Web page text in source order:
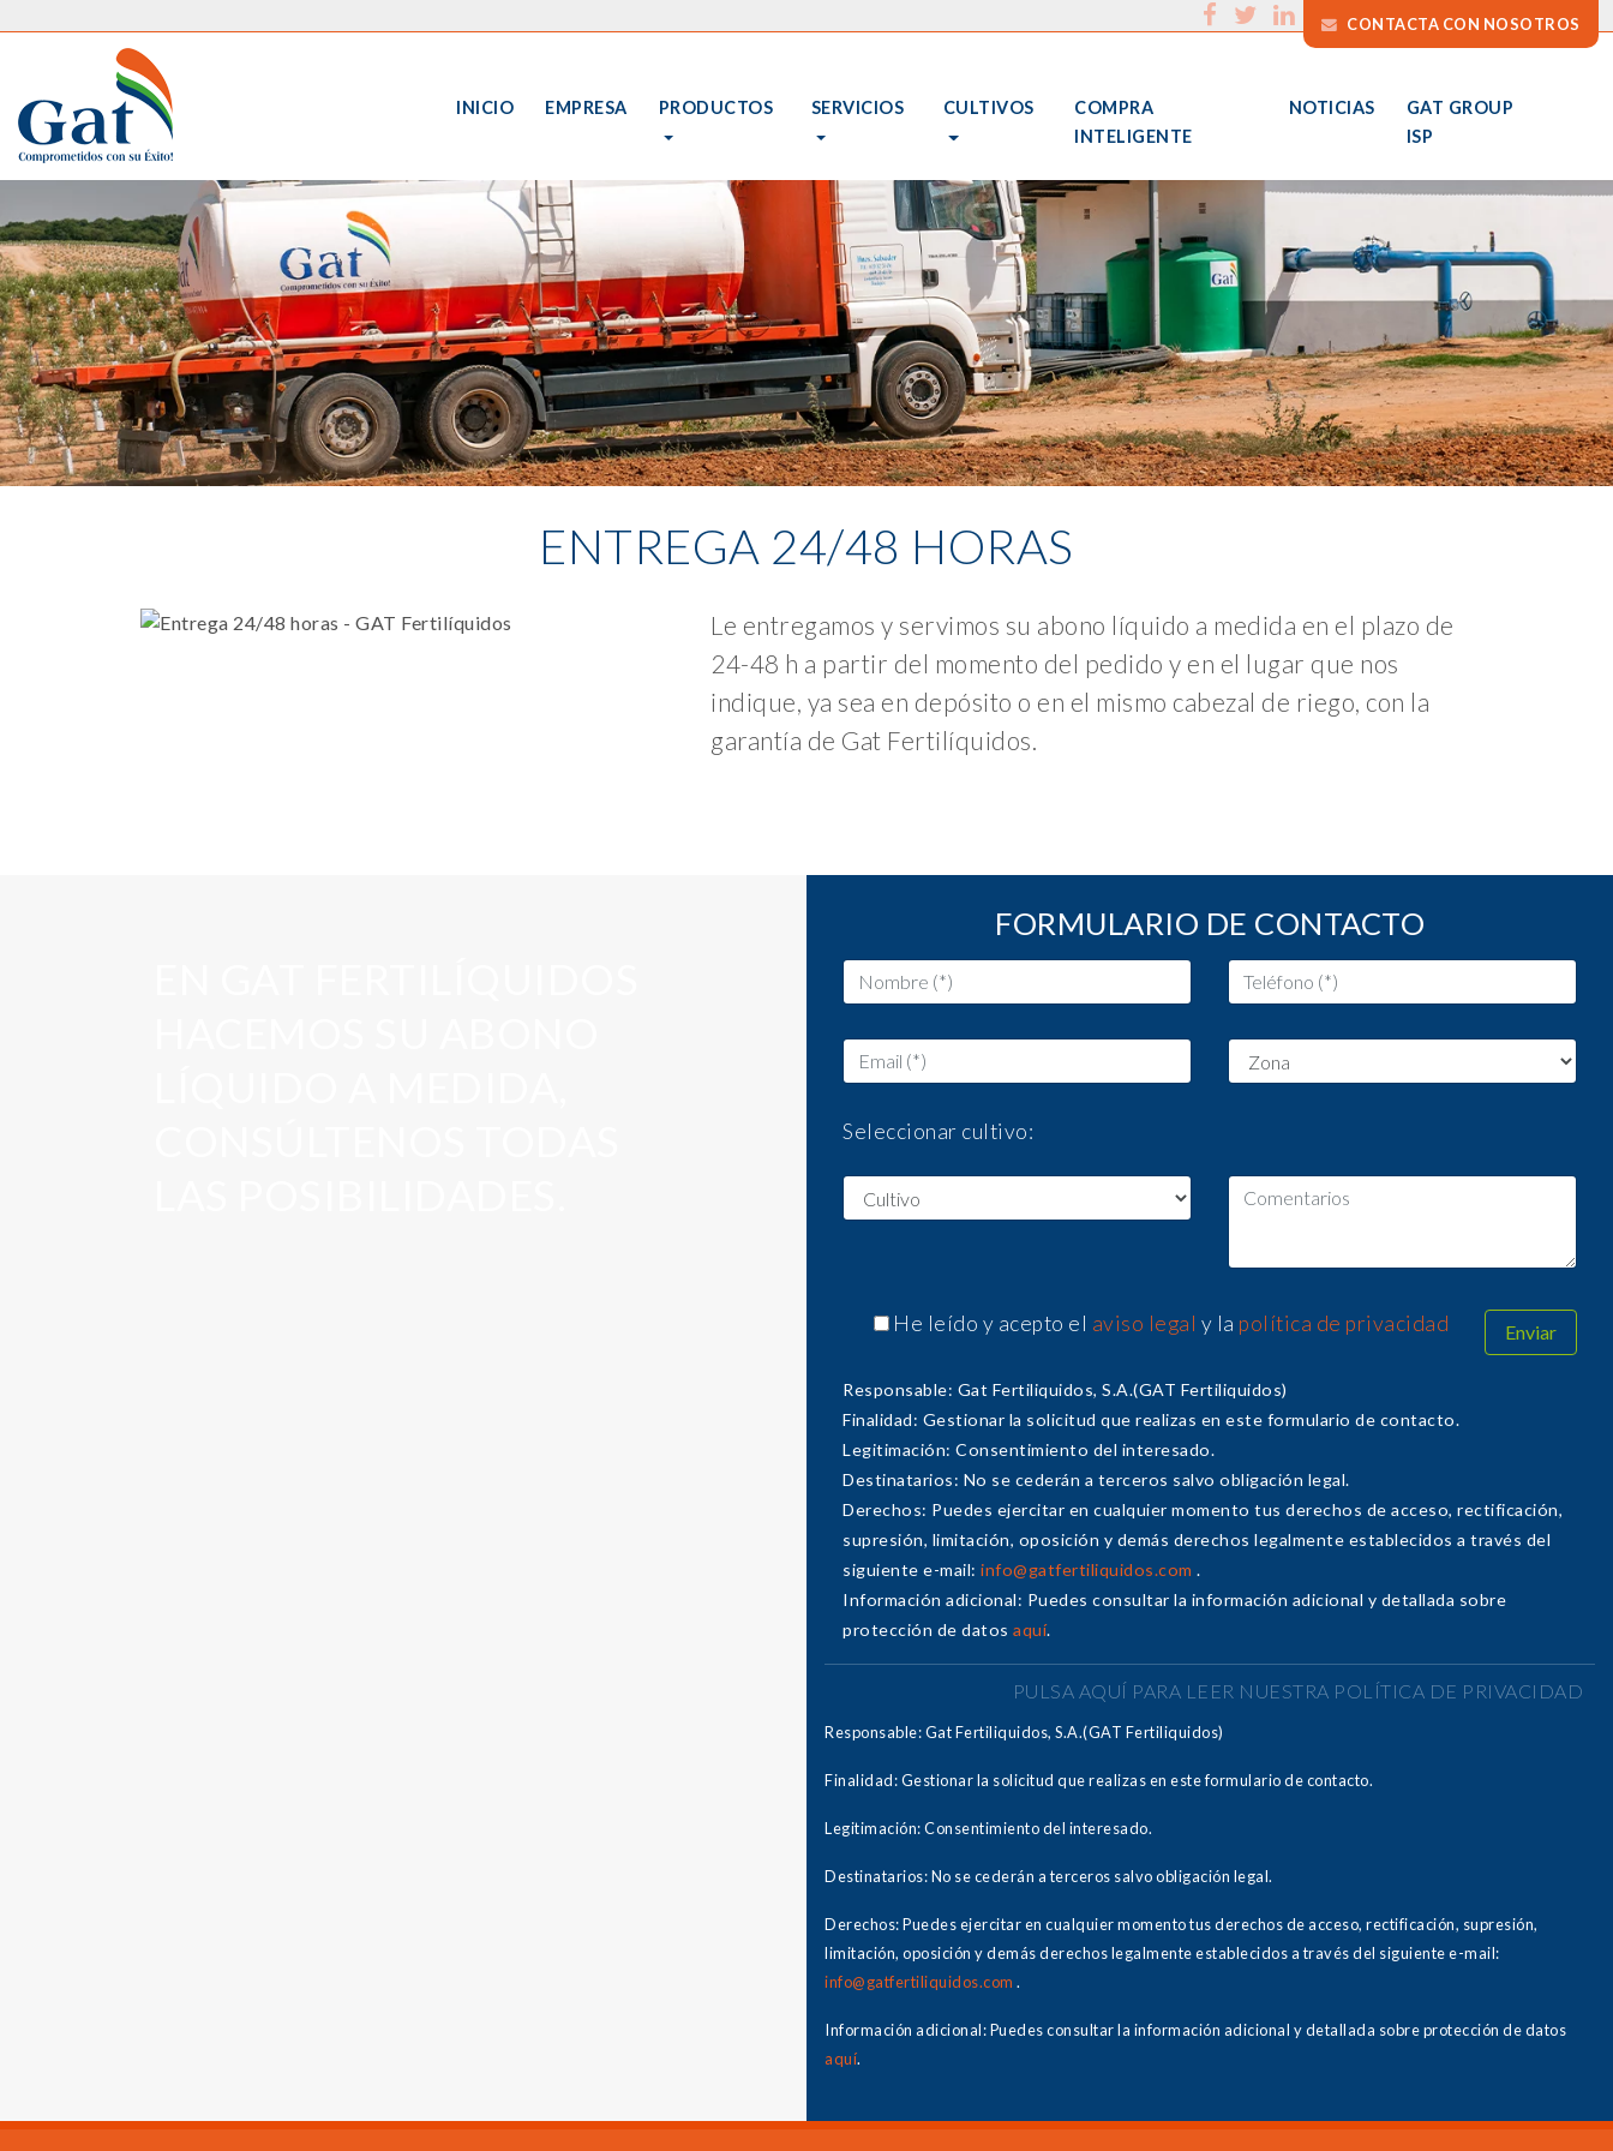
CONTACTA CON NOSOTROS
INICIO EMPRESA PRODUCTOS SERVICIOS CULTIVOS
COMPRA
INTELIGENTE
NOTICIAS
GAT GROUP
ISP
ENTREGA 24/48 HORAS
Le entregamos y servimos su abono líquido a medida en el plazo de
24-48 h a partir del momento del pedido y en el lugar que nos
indique, ya sea en depósito o en el mismo cabezal de riego, con la
garantía de Gat Fertilíquidos.
FORMULARIO DE CONTACTO
Seleccionar cultivo:
He leído y acepto el aviso legal y la política de privacidad
Responsable: Gat Fertiliquidos, S.A.(GAT Fertiliquidos)
Finalidad: Gestionar la solicitud que realizas en este formulario de contacto.
Legitimación: Consentimiento del interesado.
Destinatarios: No se cederán a terceros salvo obligación legal.
Derechos: Puedes ejercitar en cualquier momento tus derechos de acceso, rectificación,
supresión, limitación, oposición y demás derechos legalmente establecidos a través del
siguiente e-mail: info@gatfertiliquidos.com .
Información adicional: Puedes consultar la información adicional y detallada sobre
protección de datos aquí.
PULSA AQUÍ PARA LEER NUESTRA POLÍTICA DE PRIVACIDAD
Responsable: Gat Fertiliquidos, S.A.(GAT Fertiliquidos)
Finalidad: Gestionar la solicitud que realizas en este formulario de contacto.
Legitimación: Consentimiento del interesado.
Destinatarios: No se cederán a terceros salvo obligación legal.
Derechos: Puedes ejercitar en cualquier momento tus derechos de acceso, rectificación, supresión,
limitación, oposición y demás derechos legalmente establecidos a través del siguiente e-mail:
info@gatfertiliquidos.com .
Información adicional: Puedes consultar la información adicional y detallada sobre protección de datos
aquí.